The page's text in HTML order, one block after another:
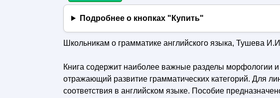
Подробнее о кнопках "Купить"
Школьникам о грамматике английского языка, Тушева
Книга содержит наиболее важные разделы морфологии и
отражающий развитие грамматических категорий. Для
соответствия в английском языке. Пособие